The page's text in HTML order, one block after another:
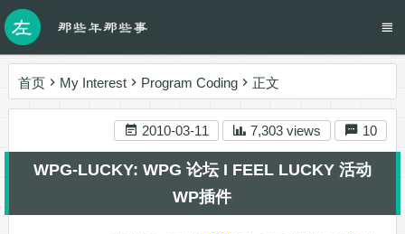
首页 My Interest Program Coding 正文
2010-03-11 7,303 views 10
WPG-LUCKY: WPG 论坛 I FEEL LUCKY 活动
WP插件